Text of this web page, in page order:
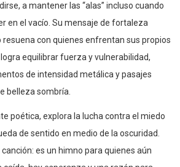
a mantener las “alas” incluso cuando
en el vacío. Su mensaje de fortaleza
con quienes enfrentan sus propios
equilibrar fuerza y vulnerabilidad,
de intensidad metálica y pasajes
belleza sombría.
poética, explora la lucha contra el miedo
de sentido en medio de la oscuridad.
canción: es un himno para quienes aún